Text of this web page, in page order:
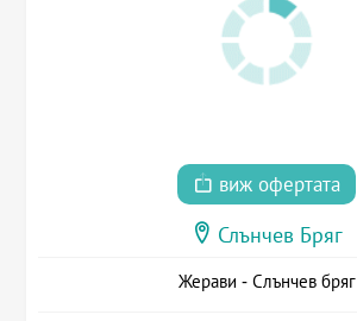
виж офертата
Слънчев Бряг
Жерави - Слънчев бряг